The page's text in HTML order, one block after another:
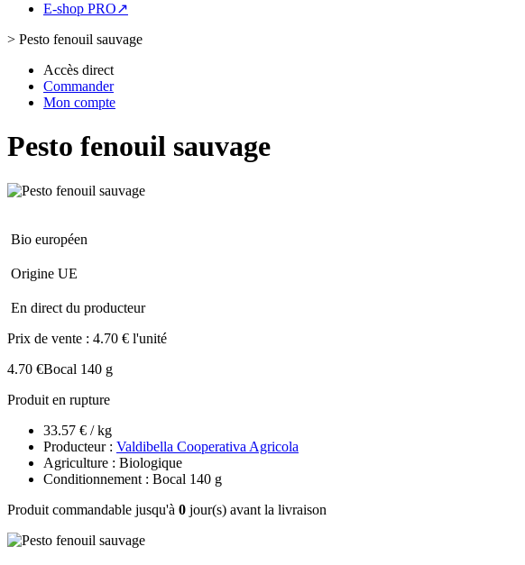
E-shop PRO↗
> Pesto fenouil sauvage
Accès direct
Commander
Mon compte
Pesto fenouil sauvage
Bio européen
Origine UE
En direct du producteur
Prix de vente : 4.70 € l'unité
4.70 €Bocal 140 g
Produit en rupture
33.57 € / kg
Producteur : Valdibella Cooperativa Agricola
Agriculture : Biologique
Conditionnement : Bocal 140 g
Produit commandable jusqu'à 0 jour(s) avant la livraison